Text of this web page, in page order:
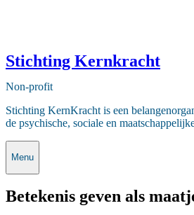
Stichting Kernkracht
Non-profit
Stichting KernKracht is een
de psychische, sociale en
Menu
Betekenis geven als